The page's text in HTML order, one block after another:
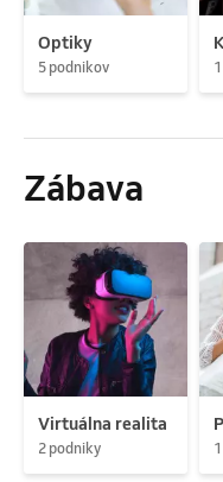
Optiky
5 podnikov
Zábava
Virtuálna realita
2 podniky